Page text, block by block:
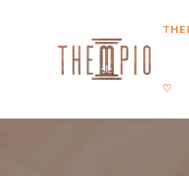
Type anything to search,
♡